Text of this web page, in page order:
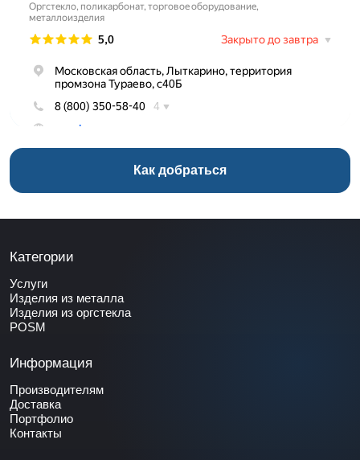
Как добраться
Категории
Услуги
Изделия из металла
Изделия из оргстекла
POSM
Информация
Производителям
Доставка
Портфолио
Контакты